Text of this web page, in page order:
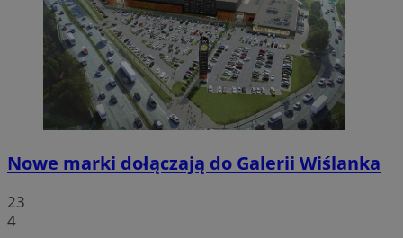
Nowe marki dołączają do Galerii Wiślanka
23
4